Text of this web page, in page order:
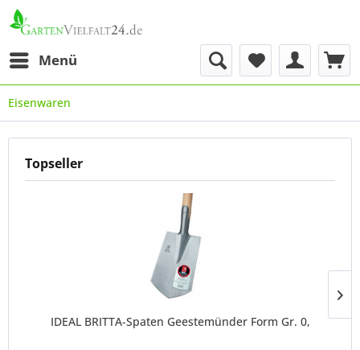
Menü
Eisenwaren
Topseller
IDEAL BRITTA-Spaten Geestemünder Form Gr. 0,